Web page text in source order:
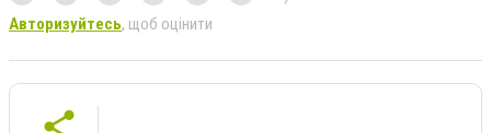
Авторизуйтесь, щоб оцінити